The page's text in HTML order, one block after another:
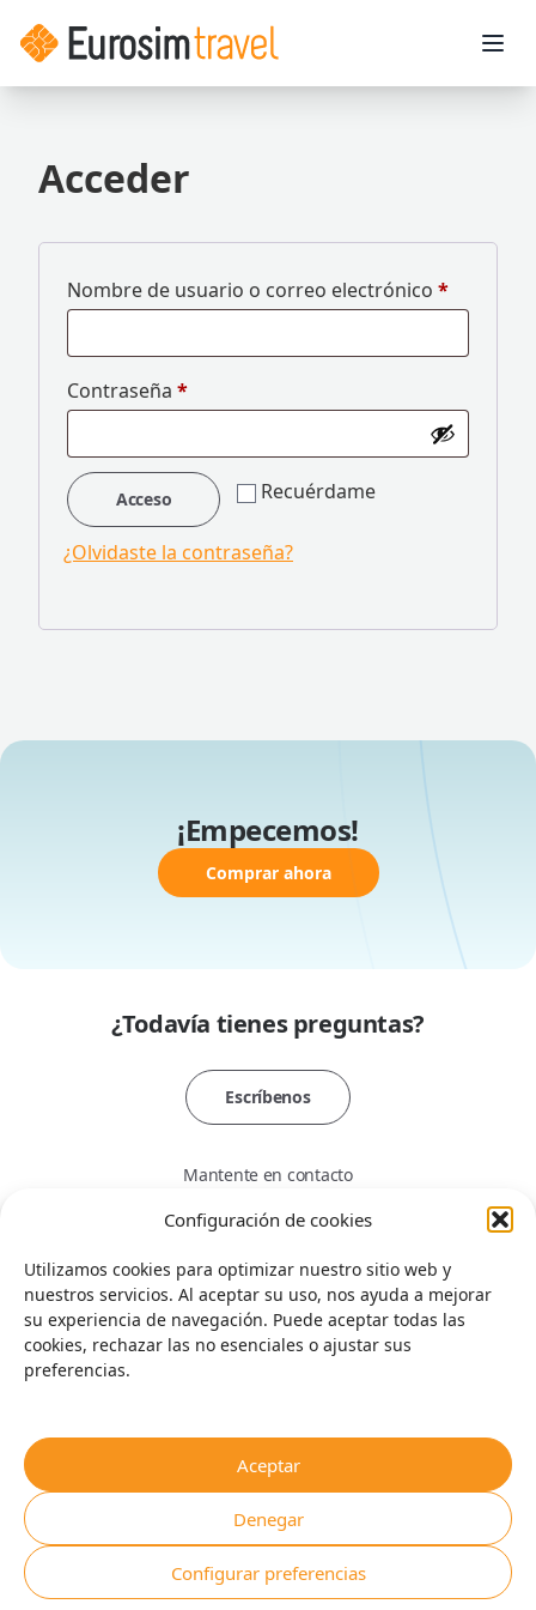
Configuración de cookies
Utilizamos cookies para optimizar nuestro sitio web y
nuestros servicios. Al aceptar su uso, nos ayuda a mejorar
su experiencia de navegación. Puede aceptar todas las
cookies, rechazar las no esenciales o ajustar sus
preferencias.
Aceptar
Denegar
Configurar preferencias
Acceder
Nombre de usuario o correo electrónico *
Contraseña *Obligatorio
Recuérdame
Acceso
¿Olvidaste la contraseña?
¡Empecemos!
Comprar ahora
¿Todavía tienes preguntas?
Escríbenos
Mantente en contacto
Servicios en línea
Iniciar sesión
Recargar saldo
Servicios de tarjeta SIM
Área de cobertura
Preguntas frecuentes
Información
Términos y Condiciones
Política de Privacidad
Política de Reembolsos